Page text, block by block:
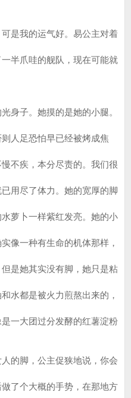
是我的运气好。易公主对着
半爪哇的舰队，现在可能就
子。她摸的是她的小腿。
人足恐怕早已经被烤成焦
不疾，本分尽责的。我们很
用尽了体力。她的宽厚的脚
萝卜一样紫红发亮。她的小
像一种有生命的机体那样，
是她其实没有脚，她只是粘
水都是被火力煎熬出来的，
一大团过分发酵的红薯淀粉
的脚，公主促狭地说，你会
了个大概的手势，在那地方